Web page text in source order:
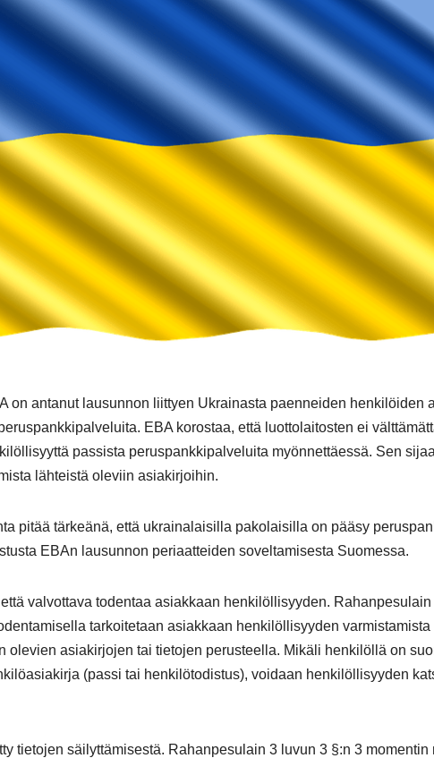
on antanut lausunnon liittyen Ukrainasta paenneiden henkilöiden
EBA korostaa, että luottolaitosten ei
passista peruspankkipalveluita myönnettäessä. Sen
lähteistä oleviin asiakirjoihin.
pitää tärkeänä, että ukrainalaisilla pakolaisilla on pääsy
EBAn lausunnon periaatteiden soveltamisesta Suomessa.
valvottava todentaa asiakkaan henkilöllisyyden.
tarkoitetaan asiakkaan henkilöllisyyden varmistamista
olevien asiakirjojen tai tietojen perusteella. Mikäli henkilöllä on
(passi tai henkilötodistus), voidaan henkilöllisyyden
tietojen säilyttämisestä. Rahanpesulain 3 luvun 3 §:n 3 momentin